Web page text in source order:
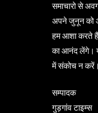
समाचारो से
अपने जुनून को
हम आशा करते
का आनंद लेंगे।
में संकोच न करें।
सम्पादक
गुड़गांव टाइम्स